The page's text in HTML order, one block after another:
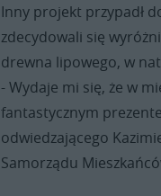
Inny projekt przypadł
zdecydowali się
drewna lipowego, w
- Wydaje mi się, że w
fantastycznym
odwiedzającego
Samorządu